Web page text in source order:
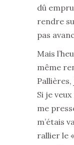
dû
rendre
pas
Mais
même
Si je
me
m’étais
rallier le